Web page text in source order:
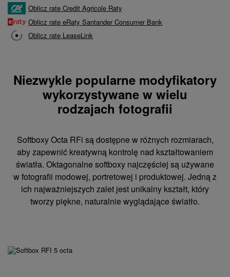
Oblicz ratę Credit Agricole Raty
Oblicz ratę eRaty Santander Consumer Bank
Oblicz ratę LeaseLink
Niezwykle popularne modyfikatory
wykorzystywane w wielu
rodzajach fotografii
Softboxy Octa RFi są dostępne w różnych rozmiarach,
aby zapewnić kreatywną kontrolę nad kształtowaniem
światła. Oktagonalne softboxy najczęściej są używane
w fotografii modowej, portretowej i produktowej. Jedną z
ich najważniejszych zalet jest unikalny kształt, który
tworzy piękne, naturalnie wyglądające światło.